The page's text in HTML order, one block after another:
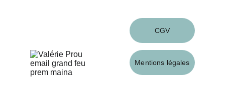
CGV
Mentions légales